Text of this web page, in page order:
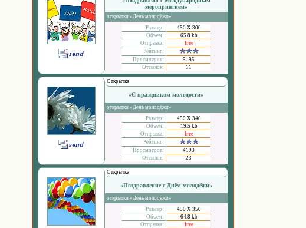
мероприятием»
открытки «День молодёжи»
Размер:
450 Х 300
Объем:
65.8 kb
Отправка:
free
Рейтинг:
Просмотров:
5195
Отсылок:
11
Открытка
«С праздником молодости»
открытки «День молодёжи»
Размер:
450 Х 340
Объем:
19.5 kb
Отправка:
free
Рейтинг:
Просмотров:
4193
Отсылок:
23
Открытка
«Поздравление с Днём молодёжи»
открытки «День молодёжи»
Размер:
450 Х 350
Объем:
64.8 kb
Отправка:
free